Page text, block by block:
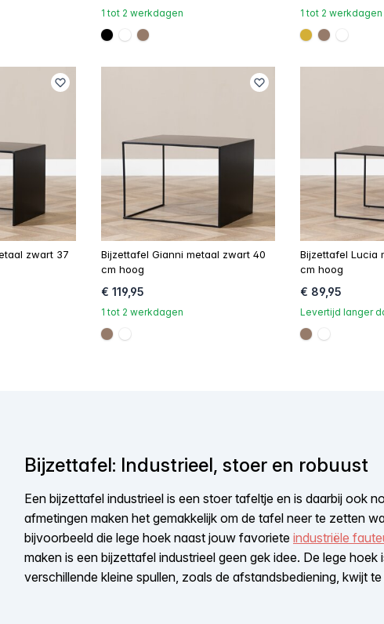
1 tot 2 werkdagen
#000000
#FFFFFF
#967b6a
1 tot 2 werkdagen
#D4AF37
#967b6a
zwart 37
Bijzettafel Gianni metaal zwart 40
cm hoog
€ 119,95
1 tot 2 werkdagen
#967b6a
#FFFFFF
Bijzettafel Lucia
cm hoog
€ 89,95
Levertijd langer
#967b6a
#FFFFFF
Bijzettafel: Industrieel, stoer en robuust
Een bijzettafel industrieel is een stoer tafeltje en is daarbij ook
afmetingen maken het gemakkelijk om de tafel neer te zetten
bijvoorbeeld die lege hoek naast jouw favoriete industriële
maken is een bijzettafel industrieel geen gek idee. De lege hoek
verschillende kleine spullen, zoals de afstandsbediening, kwijt